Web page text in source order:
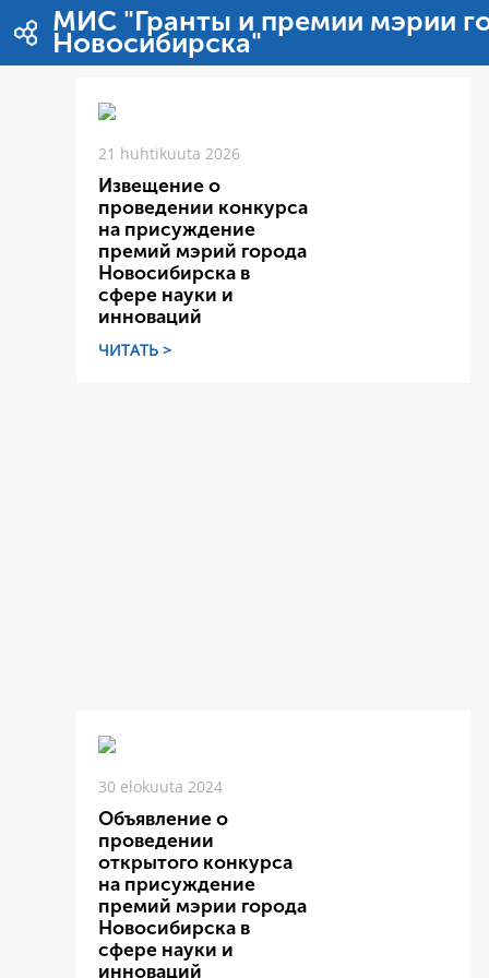
Hyppää sisältöön
МИС "Гранты и премии мэрии
Новосибирска"
21 huhtikuuta 2026
Извещение о
проведении конкурса
на присуждение
премий мэрий города
Новосибирска в
сфере науки и
инноваций
ЧИТАТЬ >
30 elokuuta 2024
Объявление о
проведении
открытого конкурса
на присуждение
премий мэрии города
Новосибирска в
сфере науки и
инноваций